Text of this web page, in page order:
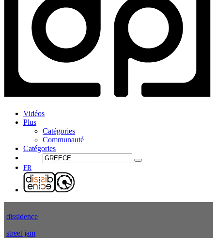
Vidéos
Plus
Catégories
Communauté
Catégories
FR
dissidence
street jam